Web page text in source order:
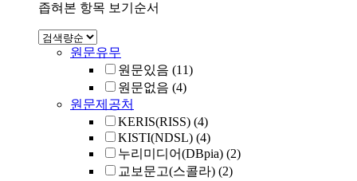
좁혀본 항목 보기순서
원문유무
원문있음 (11)
원문없음 (4)
원문제공처
KERIS(RISS) (4)
KISTI(NDSL) (4)
누리미디어(DBpia) (2)
교보문고(스콜라) (2)